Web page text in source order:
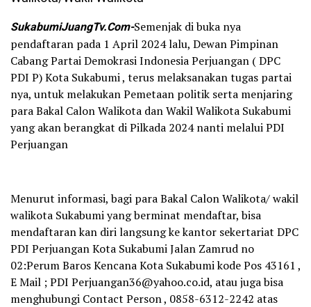
SukabumiJuangTv.Com-Semenjak di buka nya
pendaftaran pada 1 April 2024 lalu, Dewan Pimpinan
Cabang Partai Demokrasi Indonesia Perjuangan ( DPC
PDI P) Kota Sukabumi , terus melaksanakan tugas partai
nya, untuk melakukan Pemetaan politik serta menjaring
para Bakal Calon Walikota dan Wakil Walikota Sukabumi
yang akan berangkat di Pilkada 2024 nanti melalui PDI
Perjuangan
Menurut informasi, bagi para Bakal Calon Walikota/ wakil
walikota Sukabumi yang berminat mendaftar, bisa
mendaftaran kan diri langsung ke kantor sekertariat DPC
PDI Perjuangan Kota Sukabumi Jalan Zamrud no
02:Perum Baros Kencana Kota Sukabumi kode Pos 43161 ,
E Mail ; PDI Perjuangan36@yahoo.co.id, atau juga bisa
menghubungi Contact Person , 0858-6312-2242 atas